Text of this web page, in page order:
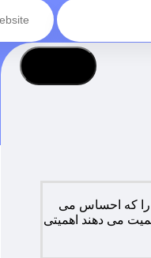
را که احساس می
می دهند اهمیتی